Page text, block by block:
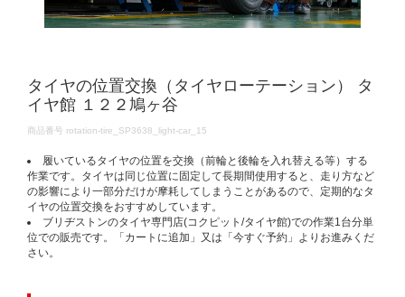
タイヤの位置交換（タイヤローテーション） タ
イヤ館 １２２鳩ヶ谷
DETAILS
商品番号 rotation-tire_SP3638_light-car_15
履いているタイヤの位置を交換（前輪と後輪を入れ替える等）する
作業です。タイヤは同じ位置に固定して長期間使用すると、走り方など
の影響により一部分だけが摩耗してしまうことがあるので、定期的なタ
イヤの位置交換をおすすめしています。
ブリヂストンのタイヤ専門店(コクピット/タイヤ館)での作業1台分単
位での販売です。「カートに追加」又は「今すぐ予約」よりお進みくだ
さい。